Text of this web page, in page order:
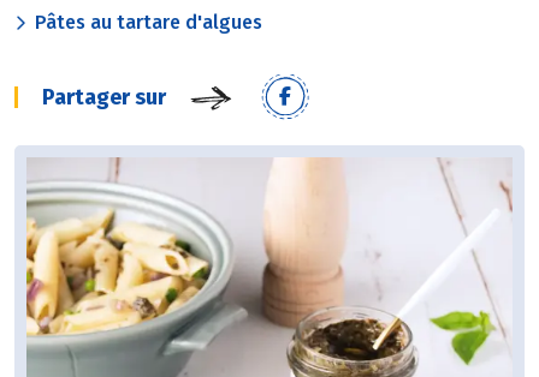
Pâtes au tartare d'algues
Partager sur